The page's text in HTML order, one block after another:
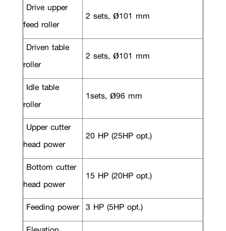
Drive upper
feed roller
2 sets, ø101 mm
Driven table
roller
2 sets, ø101 mm
Idle table
roller
1sets, ø96 mm
Upper cutter
head power
20 HP (25HP opt.)
Bottom cutter
head power
15 HP (20HP opt.)
Feeding power 3 HP (5HP opt.)